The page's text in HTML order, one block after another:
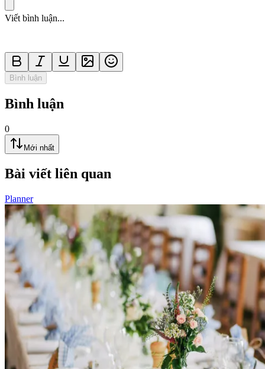
Viết bình luận...
Bình luận
Bình luận
0
Mới nhất
Bài viết liên quan
Planner